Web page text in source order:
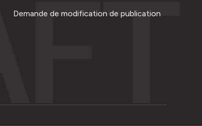
Demande de modification de publication